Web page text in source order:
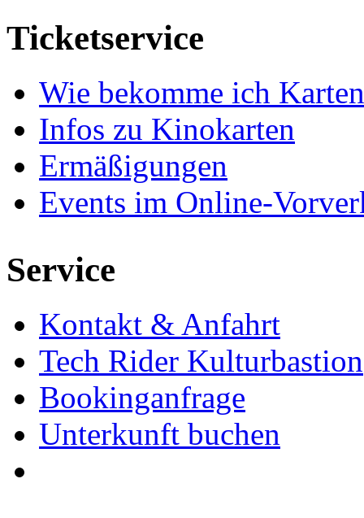
Ticketservice
Wie bekomme ich
Infos zu Kinokarten
Ermäßigungen
Events im Online-
Service
Kontakt & Anfahrt
Tech Rider Kulturbastion
Bookinganfrage
Unterkunft buchen